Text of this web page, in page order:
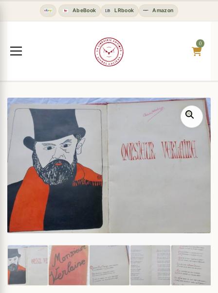
AbeBook LRbook Amazon
0